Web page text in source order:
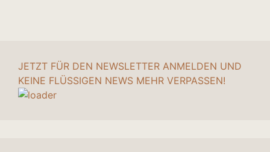
JETZT FÜR DEN NEWSLETTER ANMELDEN UND
KEINE FLÜSSIGEN NEWS MEHR VERPASSEN!